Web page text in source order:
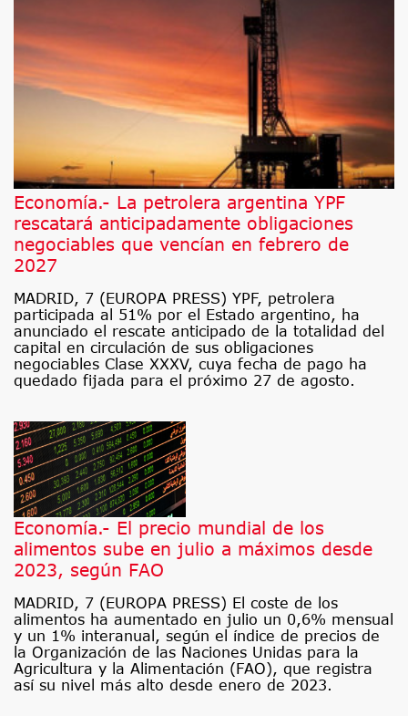
Economía.- La petrolera argentina YPF
rescatará anticipadamente obligaciones
negociables que vencían en febrero de
2027
MADRID, 7 (EUROPA PRESS) YPF, petrolera
participada al 51% por el Estado argentino, ha
anunciado el rescate anticipado de la totalidad del
capital en circulación de sus obligaciones
negociables Clase XXXV, cuya fecha de pago ha
quedado fijada para el próximo 27 de agosto.
Economía.- El precio mundial de los
alimentos sube en julio a máximos desde
2023, según FAO
MADRID, 7 (EUROPA PRESS) El coste de los
alimentos ha aumentado en julio un 0,6% mensual
y un 1% interanual, según el índice de precios de
la Organización de las Naciones Unidas para la
Agricultura y la Alimentación (FAO), que registra
así su nivel más alto desde enero de 2023.